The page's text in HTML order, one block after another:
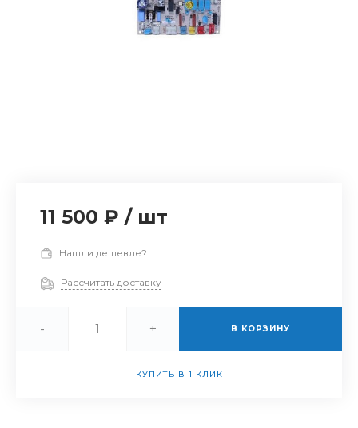
11 500 ₽ / шт
Нашли дешевле?
Рассчитать доставку
- + В КОРЗИНУ
КУПИТЬ В 1 КЛИК